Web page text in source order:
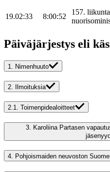
19.02:33 8:00:52
157.
Päiväjärjestys eli
1. Nimenhuuto
2. Ilmoituksia
2.1. Toimenpidealoitteet
3. Karoliina Partasen
4. Pohjoismaiden neuvoston